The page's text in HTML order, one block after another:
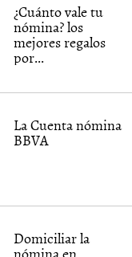
¿Cuánto vale tu
nómina? los
mejores regalos
por...
La Cuenta nómina
BBVA
Domiciliar la